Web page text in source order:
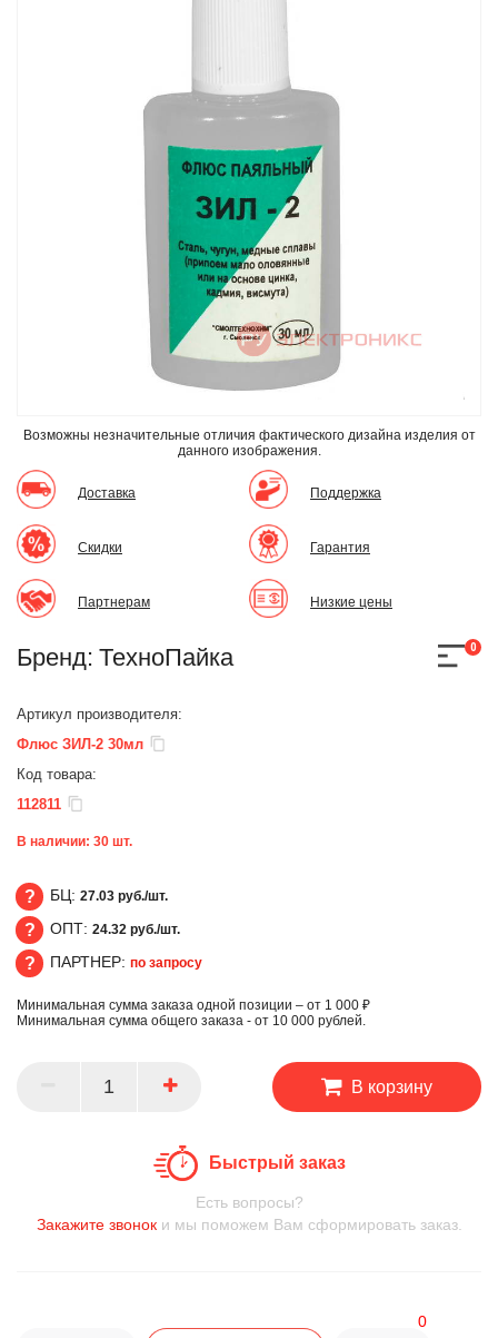
Возможны незначительные отличия фактического дизайна изделия от
данного изображения.
Доставка
Скидки
Партнерам
Поддержка
Гарантия
Низкие цены
Бренд: ТехноПайка 0
Артикул производителя:
Флюс ЗИЛ-2 30мл
Код товара:
112811
В наличии: 30 шт.
БЦ
БЦ: 27.03 руб./шт.
ОПТ
ОПТ: 24.32 руб./шт.
ПАРТНЕР
ПАРТНЕР: по запросу
Минимальная сумма заказа одной позиции – от 1 000 ₽
Минимальная сумма общего заказа - от 10 000 рублей.
В корзину
Быстрый заказ
Есть вопросы?
Закажите звоноки мы поможем Вам сформировать заказ.
0